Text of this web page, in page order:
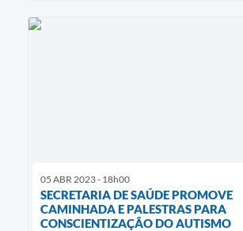
05 ABR 2023 - 18h00
SECRETARIA DE SAÚDE PROMOVE
CAMINHADA E PALESTRAS PARA
CONSCIENTIZAÇÃO DO AUTISMO